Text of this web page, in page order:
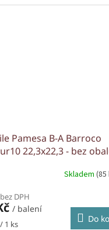
Pamesa B-A Barroco
22,3x22,3 - bez
Skladem (85
DPH
/ balení
1 ks Do